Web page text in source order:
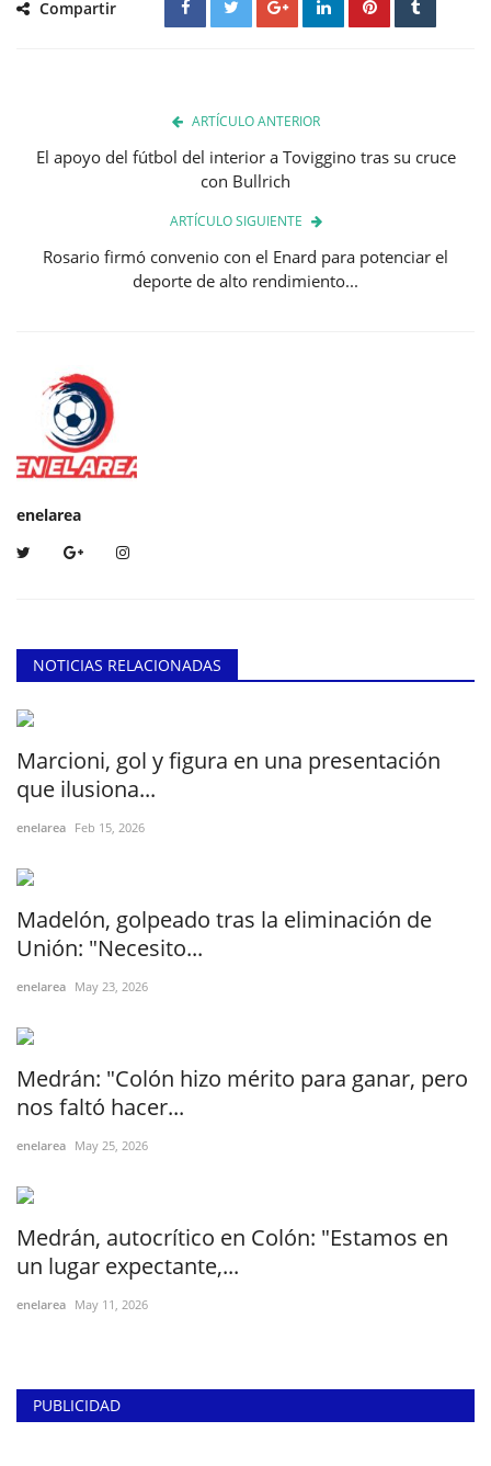
Compartir
ARTÍCULO ANTERIOR
El apoyo del fútbol del interior a Toviggino tras su cruce
con Bullrich
ARTÍCULO SIGUIENTE
Rosario firmó convenio con el Enard para potenciar el
deporte de alto rendimiento...
enelarea
NOTICIAS RELACIONADAS
Marcioni, gol y figura en una presentación
que ilusiona...
enelarea Feb 15, 2026
Madelón, golpeado tras la eliminación de
Unión: "Necesito...
enelarea May 23, 2026
Medrán: "Colón hizo mérito para ganar, pero
nos faltó hacer...
enelarea May 25, 2026
Medrán, autocrítico en Colón: "Estamos en
un lugar expectante,...
enelarea May 11, 2026
PUBLICIDAD